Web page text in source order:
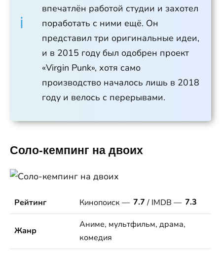
впечатлён работой студии и захотел
поработать с ними ещё. Он
представил три оригинальные идеи,
и в 2015 году был одобрен проект
«Virgin Punk», хотя само
производство началось лишь в 2018
году и велось с перерывами.
Соло-кемпинг на двоих
Рейтинг Кинопоиск — 7.7 / IMDB — 7.3
Жанр
Аниме, мультфильм, драма,
комедия